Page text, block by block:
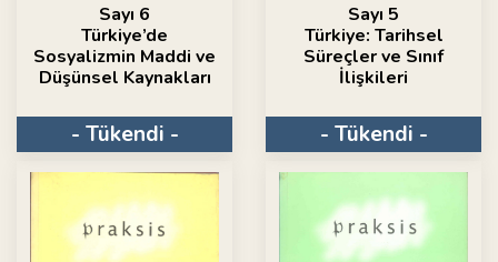
Sayı 6
Türkiye’de
Sosyalizmin Maddi ve
Düşünsel Kaynakları
- Tükendi -
Sayı 5
Türkiye: Tarihsel
Süreçler ve Sınıf
İlişkileri
- Tükendi -